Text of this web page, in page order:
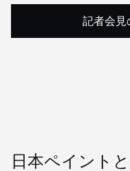
記者会見
日本ペイント